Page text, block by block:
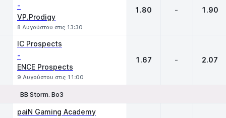
-
VP.Prodigy
8 Αυγούστου στις 13:30
1.80 - 1.90
IC Prospects
-
ENCE Prospects
9 Αυγούστου στις 11:00
1.67 - 2.07
BB Storm. Bo3
paiN Gaming Academy